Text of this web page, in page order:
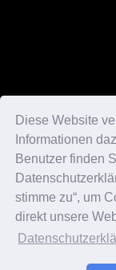
Diese Website
Informationen
Benutzer finden
stimme zu“, um
direkt unsere